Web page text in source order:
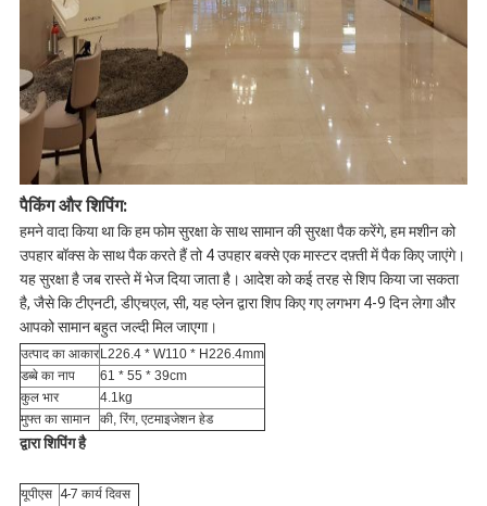
पैकिंग और शिपिंग:
हमने वादा किया था कि हम फोम सुरक्षा के साथ सामान की सुरक्षा पैक करेंगे, हम मशीन को
उपहार बॉक्स के साथ पैक करते हैं तो 4 उपहार बक्से एक मास्टर दफ़्ती में पैक किए जाएंगे।
यह सुरक्षा है जब रास्ते में भेज दिया जाता है। आदेश को कई तरह से शिप किया जा सकता
है, जैसे कि टीएनटी, डीएचएल, सी, यह प्लेन द्वारा शिप किए गए लगभग 4-9 दिन लेगा और
आपको सामान बहुत जल्दी मिल जाएगा।
उत्पाद का आकार L226.4 * W110 * H226.4mm
डब्बे का नाप
61 * 55 * 39cm
कुल भार
4.1kg
मुफ्त का सामान
की, रिंग, एटमाइजेशन हेड
द्वारा शिपिंग है
यूपीएस 4-7 कार्य दिवस